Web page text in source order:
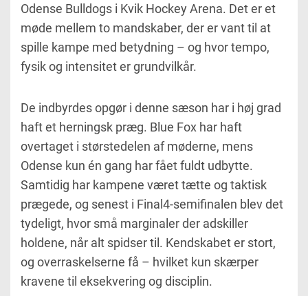
Odense Bulldogs i Kvik Hockey Arena. Det er et
møde mellem to mandskaber, der er vant til at
spille kampe med betydning – og hvor tempo,
fysik og intensitet er grundvilkår.
De indbyrdes opgør i denne sæson har i høj grad
haft et herningsk præg. Blue Fox har haft
overtaget i størstedelen af møderne, mens
Odense kun én gang har fået fuldt udbytte.
Samtidig har kampene været tætte og taktisk
prægede, og senest i Final4-semifinalen blev det
tydeligt, hvor små marginaler der adskiller
holdene, når alt spidser til. Kendskabet er stort,
og overraskelserne få – hvilket kun skærper
kravene til eksekvering og disciplin.